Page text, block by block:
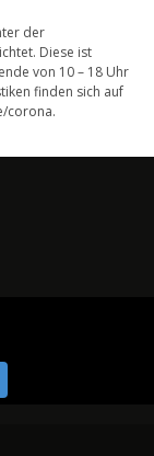
der
Diese ist
von 10 – 18 Uhr
finden sich auf
corona.